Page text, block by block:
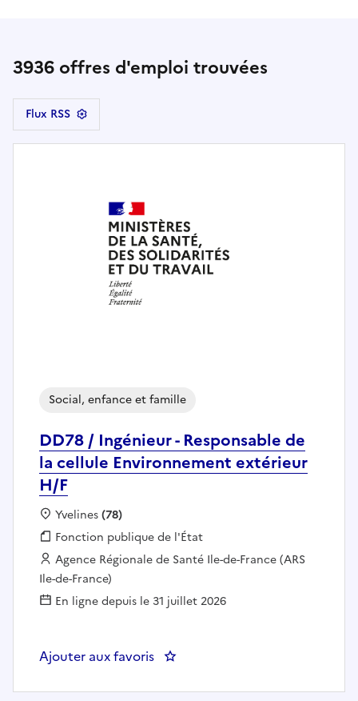
3936 offres d'emploi trouvées
Flux RSS
DD78 / Ingénieur - Responsable de
la cellule Environnement extérieur
H/F
Social, enfance et famille
Localisation :
Yvelines(78)
Fonction publique :
Fonction publique de l'État
Employeur :
Agence Régionale de Santé Ile-de-France (ARS
Ile-de-France)
En ligne depuis le 31 juillet 2026
Ajouter aux favoris : DD78 / Ingénieur -